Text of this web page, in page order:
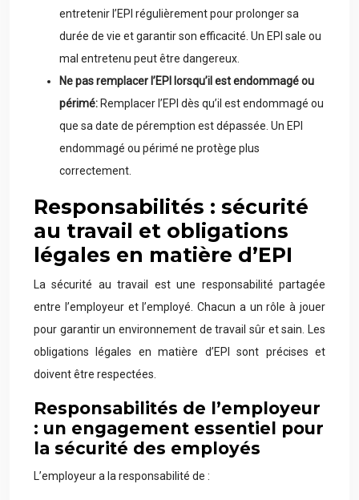
entretenir l’EPI régulièrement pour prolonger sa
durée de vie et garantir son efficacité. Un EPI sale ou
mal entretenu peut être dangereux.
Ne pas remplacer l’EPI lorsqu’il est endommagé ou
périmé: Remplacer l’EPI dès qu’il est endommagé ou
que sa date de péremption est dépassée. Un EPI
endommagé ou périmé ne protège plus
correctement.
Responsabilités : sécurité
au travail et obligations
légales en matière d’EPI
La sécurité au travail est une responsabilité partagée
entre l’employeur et l’employé. Chacun a un rôle à jouer
pour garantir un environnement de travail sûr et sain. Les
obligations légales en matière d’EPI sont précises et
doivent être respectées.
Responsabilités de l’employeur
: un engagement essentiel pour
la sécurité des employés
L’employeur a la responsabilité de :